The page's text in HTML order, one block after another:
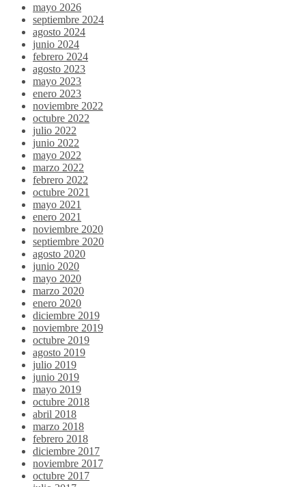
mayo 2026
septiembre 2024
agosto 2024
junio 2024
febrero 2024
agosto 2023
mayo 2023
enero 2023
noviembre 2022
octubre 2022
julio 2022
junio 2022
mayo 2022
marzo 2022
febrero 2022
octubre 2021
mayo 2021
enero 2021
noviembre 2020
septiembre 2020
agosto 2020
junio 2020
mayo 2020
marzo 2020
enero 2020
diciembre 2019
noviembre 2019
octubre 2019
agosto 2019
julio 2019
junio 2019
mayo 2019
octubre 2018
abril 2018
marzo 2018
febrero 2018
diciembre 2017
noviembre 2017
octubre 2017